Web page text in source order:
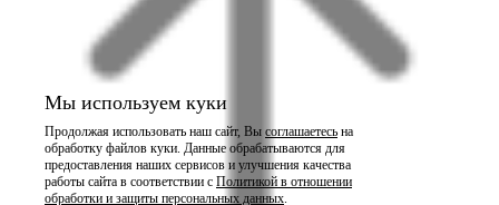
Мы используем куки
Продолжая использовать наш сайт, Вы соглашаетесь на
обработку файлов куки. Данные обрабатываются для
предоставления наших сервисов и улучшения качества
работы сайта в соответствии с Политикой в отношении
обработки и защиты персональных данных.